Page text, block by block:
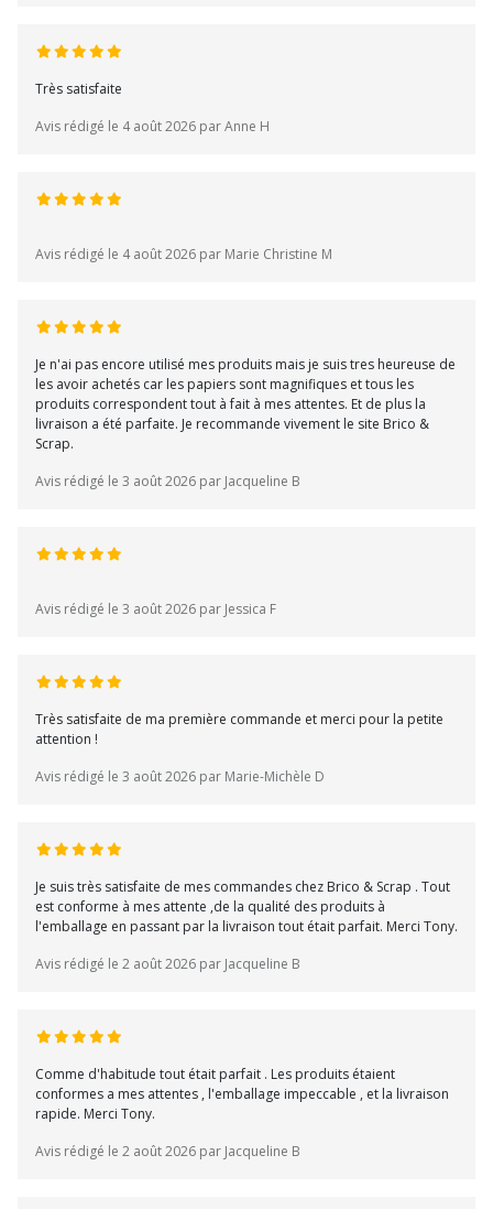
Très satisfaite
Avis rédigé le 4 août 2026 par Anne H
Avis rédigé le 4 août 2026 par Marie Christine M
Je n'ai pas encore utilisé mes produits mais je suis tres heureuse de
les avoir achetés car les papiers sont magnifiques et tous les
produits correspondent tout à fait à mes attentes. Et de plus la
livraison a été parfaite. Je recommande vivement le site Brico &
Scrap.
Avis rédigé le 3 août 2026 par Jacqueline B
Avis rédigé le 3 août 2026 par Jessica F
Très satisfaite de ma première commande et merci pour la petite
attention !
Avis rédigé le 3 août 2026 par Marie-Michèle D
Je suis très satisfaite de mes commandes chez Brico & Scrap . Tout
est conforme à mes attente ,de la qualité des produits à
l'emballage en passant par la livraison tout était parfait. Merci Tony.
Avis rédigé le 2 août 2026 par Jacqueline B
Comme d'habitude tout était parfait . Les produits étaient
conformes a mes attentes , l'emballage impeccable , et la livraison
rapide. Merci Tony.
Avis rédigé le 2 août 2026 par Jacqueline B